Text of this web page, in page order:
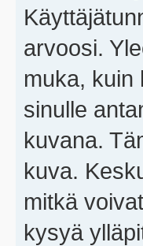
arvoosi.
muka, kuin
sinulle
kuvana.
kuva.
mitkä
kysyä